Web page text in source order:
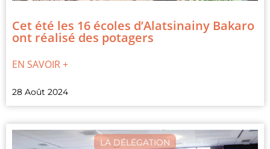
Cet été les 16 écoles d’Alatsinainy Bakaro
ont réalisé des potagers
EN SAVOIR +
28 Août 2024
LA DÉLÉGATION